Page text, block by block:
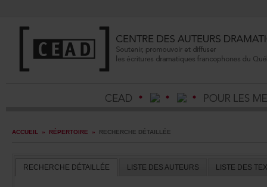
ACCUEIL » RÉPERTOIRE » RECHERCHEDÉTAILLÉE
RECHERCHEDÉTAILLÉE LISTEDESAUTEURS